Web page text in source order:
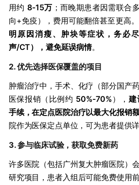
用约 ​​8-15万​ ；而晚期患者因需联合
向+免疫），费用可能翻倍甚至更高。​
明原因消瘦、肿块等症状，务必
声/CT），避免延误病情​​。
2. ​​优先选择医保覆盖的项目​
肿瘤治疗中，手术、化疗（部分国产
医保报销（比例约 ​ ​50%-70%​​），​ 建
手续，在定点医院治疗以最大化报销
院作为医保定点单位，可为患者提供
3. ​​参与临床试验，获取免费新药​
许多医院（包括广州复大肿瘤医院）
研究项目，患者入组后可能免费使用